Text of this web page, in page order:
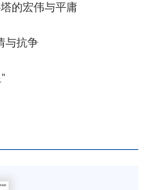
的宏伟与平庸
与抗争